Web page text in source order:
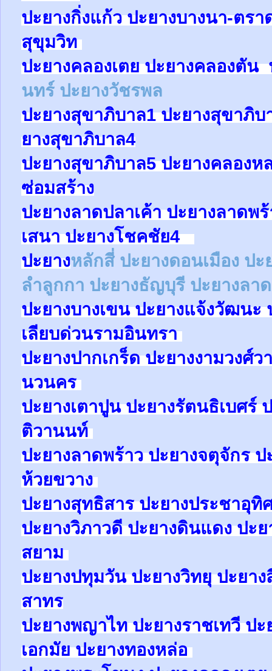
ปะยางกิ่งแก้วปะยางบางนา-ตร
สุขุมวิท
ปะยางคลองเตยปะยางคลองตัน
นทร์ ปะยางวัชรพล
ปะยางสุขาภิบาล1ปะยางสุขาภิบ
ยางสุขาภิบาล4
ปะยางสุขาภิบาล5 ปะยางคลองห
ซ่อมสร้าง
ปะยางลาดปลาเค้าปะยางลาดพ
เสนาปะยางโชคชัย4
ปะยางหลักสี่ ปะยางดอนเมือง ปะ
ลำลูกกา ปะยางธัญบุรี ปะยางลา
ปะยางบางเขนปะยางแจ้งวัฒนะ
เลียบด่วนรามอินทรา
ปะยางปากเกร็ดปะยางงามวงศ์ว
นวนคร
ปะยางเตาปูนปะยางรัตนธิเบศร์
ติวานนท์
ปะยางลาดพร้าวปะยางจตุจักรป
ห้วยขวาง
ปะยางสุทธิสารปะยางประชาอุทิ
ปะยางวิภาวดีปะยางดินแดงปะย
สยาม
ปะยางปทุมวันปะยางวิทยุปะยาง
สาทร
ปะยางพญาไทปะยางราชเทวีปะ
เอกมัยปะยางทองหล่อ